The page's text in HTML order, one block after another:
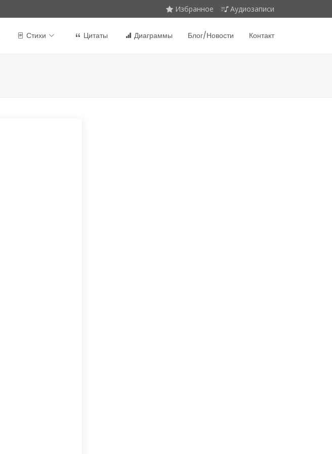
Избранное Аудиозаписи
Стихи Цитаты Диаграммы Блог/Новости Контакт